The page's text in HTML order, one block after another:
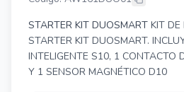
STARTER KIT DUOSMART KIT DE
STARTER KIT DUOSMART.
INTELIGENTE S10, 1 CONTACTO
Y 1 SENSOR MAGNÉTICO D10